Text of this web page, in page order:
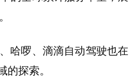
哈啰、滴滴自动驾驶也在
的探索。